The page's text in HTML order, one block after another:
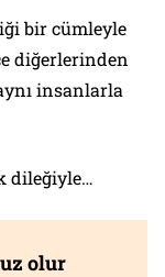
bir cümleyle
diğerlerinden
insanlarla
dileğiyle…
olur